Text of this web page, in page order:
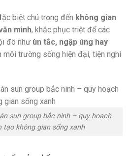
biệt chú trọng đến không gian
minh, khắc phục triệt để các
đô như ùn tắc, ngập úng hay
môi trường sống hiện đại, tiện nghi
sun group bắc ninh – quy hoạch
tạo không gian sống xanh